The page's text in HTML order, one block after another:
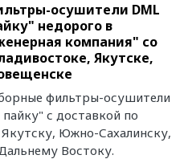
осушители DML
недорого в
компания" со
Якутске,
фильтры-осушители
с доставкой по
Южно-Сахалинску,
Востоку.